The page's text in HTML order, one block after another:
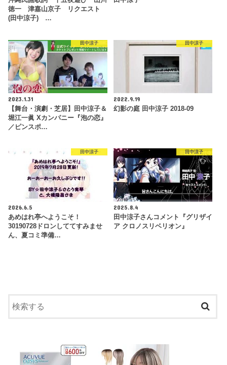
徳一 津嘉山京子 リクエスト
(田中涼子) …
田中涼子
2023.1.31
【舞台・演劇・芝居】田中涼子＆
堀江一眞 Xカンパニー『泡の恋』
／ピンスポ…
田中涼子
2022.9.19
幻影の庭 田中涼子 2018-09
田中涼子
2026.6.5
あめはれ亭へようこそ！
30190728ドロンしててすみませ
ん、夏コミ準備…
田中涼子
2025.8.4
田中涼子さんコメント『グリザイ
ア クロノスリベリオン』